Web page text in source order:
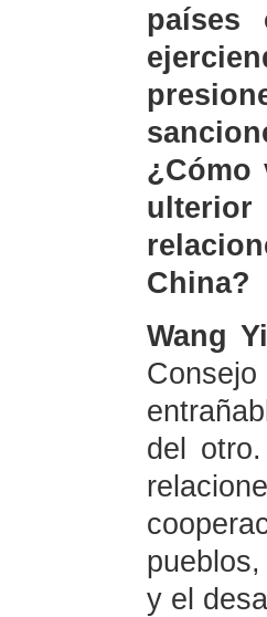
países
¿Cómo
China?
Wang
del
y el